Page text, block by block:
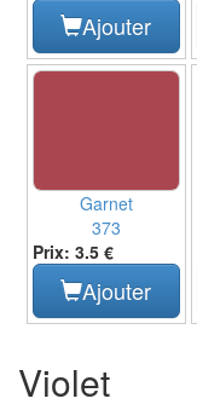
Ajouter
Garnet
373
Prix: 3.5 €
Ajouter
Violet